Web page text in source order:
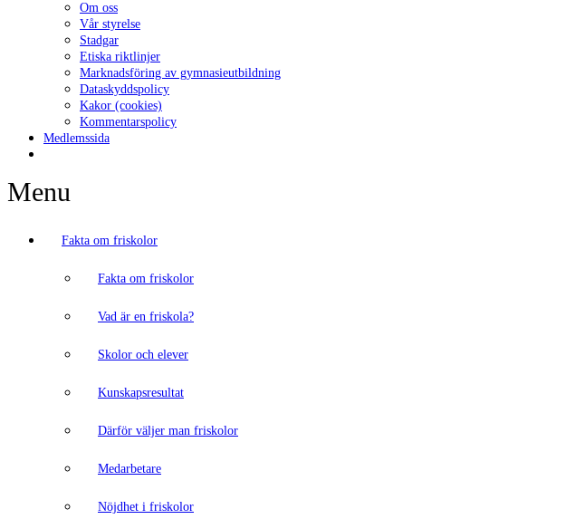
Om oss
Vår styrelse
Stadgar
Etiska riktlinjer
Marknadsföring av gymnasieutbildning
Dataskyddspolicy
Kakor (cookies)
Kommentarspolicy
Medlemssida
Menu
Fakta om friskolor
Fakta om friskolor
Vad är en friskola?
Skolor och elever
Kunskapsresultat
Därför väljer man friskolor
Medarbetare
Nöjdhet i friskolor